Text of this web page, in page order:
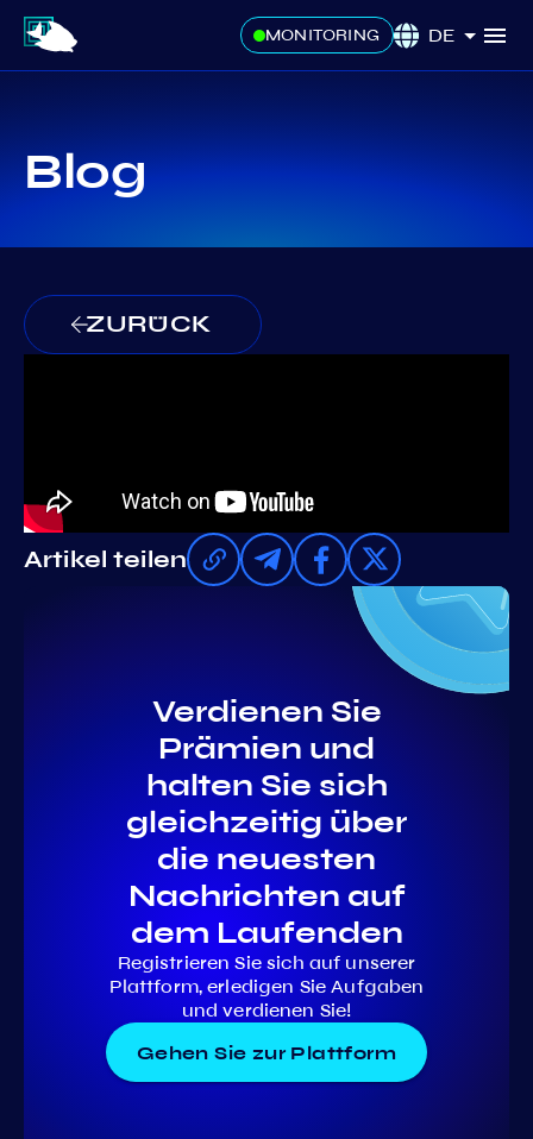
MONITORING DE
Blog
ZURÜCK
Artikel teilen
Verdienen Sie
Prämien und
halten Sie sich
gleichzeitig über
die neuesten
Nachrichten auf
dem Laufenden
Registrieren Sie sich auf unserer
Plattform, erledigen Sie Aufgaben
und verdienen Sie!
Gehen Sie zur Plattform